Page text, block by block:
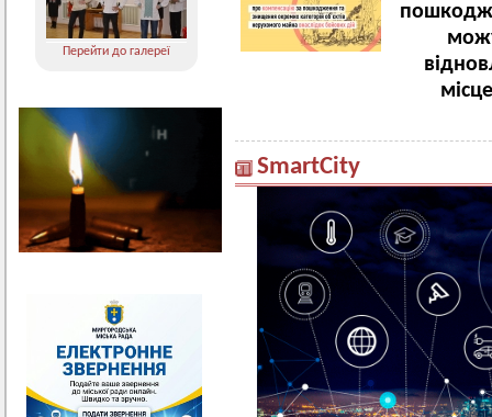
Перейти до галереї
SmartCity